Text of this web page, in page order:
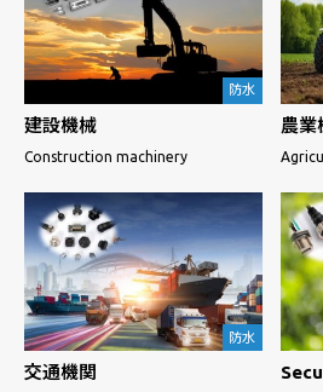
建設機械
防水
Construction machinery
農業
交通機関
防水